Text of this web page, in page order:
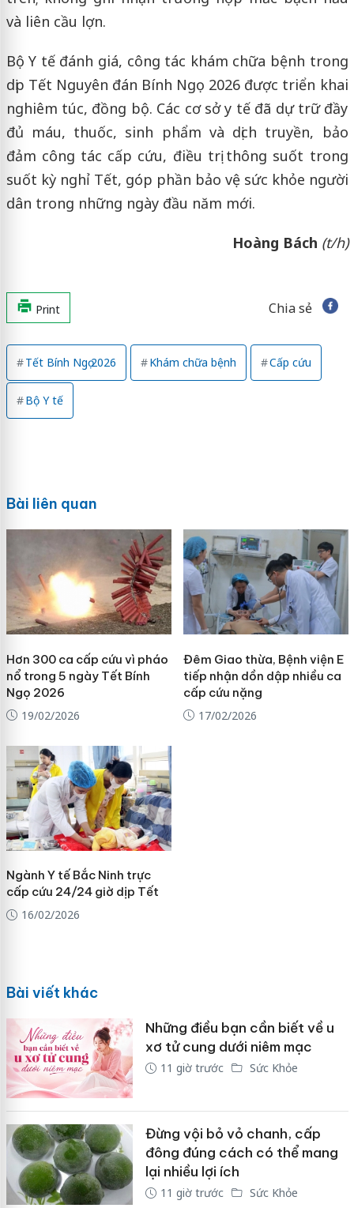
và liên cầu lợn.
Bộ Y tế đánh giá, công tác khám chữa bệnh trong
dịp Tết Nguyên đán Bính Ngọ 2026 được triển khai
nghiêm túc, đồng bộ. Các cơ sở y tế đã dự trữ đầy
đủ máu, thuốc, sinh phẩm và dịch truyền, bảo
đảm công tác cấp cứu, điều trị thông suốt trong
suốt kỳ nghỉ Tết, góp phần bảo vệ sức khỏe người
dân trong những ngày đầu năm mới.
Hoàng Bách (t/h)
Print Chia sẻ
Tết Bính Ngọ 2026 Khám chữa bệnh Cấp cứu
Bộ Y tế
Bài liên quan
Hơn 300 ca cấp cứu vì pháo
nổ trong 5 ngày Tết Bính
Ngọ 2026
19/02/2026
Đêm Giao thừa, Bệnh viện E
tiếp nhận dồn dập nhiều ca
cấp cứu nặng
17/02/2026
Ngành Y tế Bắc Ninh trực
cấp cứu 24/24 giờ dịp Tết
16/02/2026
Bài viết khác
Những điều bạn cần biết về u
xơ tử cung dưới niêm mạc
11 giờ trước Sức Khỏe
Đừng vội bỏ vỏ chanh, cấp
đông đúng cách có thể mang
lại nhiều lợi ích
11 giờ trước Sức Khỏe